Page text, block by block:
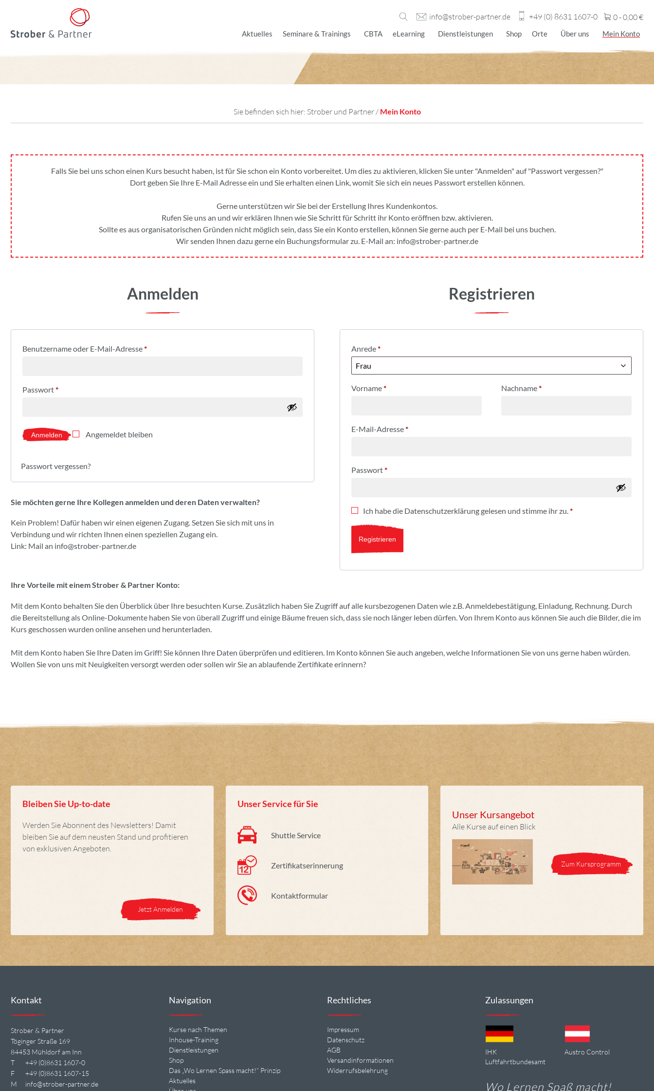
info@strober-partner.de +49 (0) 8631 1607-0 0 -0,00€
Aktuelles Seminare & Trainings CBTA eLearning Dienstleistungen Shop Orte Über uns Mein Konto
Sie befinden sich hier: Strober und Partner/ Mein Konto
Falls Sie bei uns schon einen Kurs besucht haben, ist für Sie schon ein Konto vorbereitet. Um dies zu aktivieren, klicken Sie unter "Anmelden" auf "Passwort vergessen?"
Dort geben Sie Ihre E-Mail Adresse ein und Sie erhalten einen Link, womit Sie sich ein neues Passwort erstellen können.
Gerne unterstützen wir Sie bei der Erstellung Ihres Kundenkontos.
Rufen Sie uns an und wir erklären Ihnen wie Sie Schritt für Schritt ihr Konto eröffnen bzw. aktivieren.
Sollte es aus organisatorischen Gründen nicht möglich sein, dass Sie ein Konto erstellen, können Sie gerne auch per E-Mail bei uns buchen.
Wir senden Ihnen dazu gerne ein Buchungsformular zu. E-Mail an: info@strober-partner.de
Anmelden
Benutzername oder E-Mail-Adresse*
Passwort*
Anmelden Angemeldet bleiben
Passwort vergessen?
Sie möchten gerne Ihre Kollegen anmelden und deren Daten verwalten?
Kein Problem! Dafür haben wir einen eigenen Zugang. Setzen Sie sich mit uns in
Verbindung und wir richten Ihnen einen speziellen Zugang ein.
Link: Mail an info@strober-partner.de
Registrieren
Anrede*
Vorname* Nachname*
E-Mail-Adresse*
Passwort*
Ich habe die Datenschutzerklärung gelesen und stimme ihr zu.*
Registrieren
Ihre Vorteile mit einem Strober & Partner Konto:
Mit dem Konto behalten Sie den Überblick über Ihre besuchten Kurse. Zusätzlich haben Sie Zugriff auf alle kursbezogenen Daten wie z.B. Anmeldebestätigung, Einladung, Rechnung. Durch
die Bereitstellung als Online-Dokumente haben Sie von überall Zugriff und einige Bäume freuen sich, dass sie noch länger leben dürfen. Von Ihrem Konto aus können Sie auch die Bilder, die im
Kurs geschossen wurden online ansehen und herunterladen.
Mit dem Konto haben Sie Ihre Daten im Griff! Sie können Ihre Daten überprüfen und editieren. Im Konto können Sie auch angeben, welche Informationen Sie von uns gerne haben würden.
Wollen Sie von uns mit Neuigkeiten versorgt werden oder sollen wir Sie an ablaufende Zertifikate erinnern?
Bleiben Sie Up-to-date
Werden Sie Abonnent des Newsletters! Damit
bleiben Sie auf dem neusten Stand und profitieren
von exklusiven Angeboten.
Jetzt Anmelden
Unser Service für Sie
Shuttle Service
Zertifikatserinnerung
Kontaktformular
Unser Kursangebot
Alle Kurse auf einen Blick
Zum Kursprogramm
Kontakt
Strober & Partner
Töginger Straße 169
84453 Mühldorf am Inn
T
+49 (0)8631 1607-0
F
+49 (0)8631 1607-15
M
info@strober-partner.de
Navigation
Kurse nach Themen
Inhouse-Training
Dienstleistungen
Shop
Das „Wo Lernen Spass macht!“ Prinzip
Aktuelles
Rechtliches
Impressum
Datenschutz
AGB
Versandinformationen
Widerrufsbelehrung
Zulassungen
IHK
Luftfahrtbundesamt
Austro Control
Wo Lernen Spaß macht!